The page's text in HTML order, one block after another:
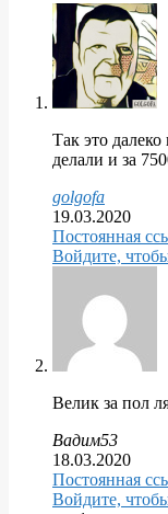
Так это
делали и за
golgofa
19.03.2020
Постоянная
Войдите,
Велик за пол
Вадим53
18.03.2020
Постоянная
Войдите,